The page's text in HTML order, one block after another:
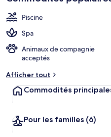
Piscine
Spa
Animaux de compagnie
acceptés
Afficher tout
Commodités
Pour les familles (6)